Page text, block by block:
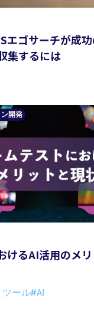
エゴサーチが成
集するには
開発
けるAI活用のメ
ール#AI